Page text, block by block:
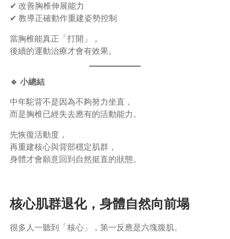
✔ 改善胸椎伸展能力
✔ 教導正確動作重建姿勢控制
當胸椎能真正「打開」，
後續的運動治療才會有效果。
🔹 小總結
中年駝背不是因為不夠努力坐直，
而是胸椎已經失去應有的活動能力。
先恢復活動度，
再重建核心與背部穩定肌群，
身體才會願意回到自然挺直的狀態。
核心肌群退化，身體自然向前塌
很多人一聽到「核心」，第一反應是六塊腹肌。